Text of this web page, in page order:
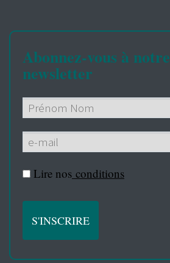
Abonnez-vous à notre
newsletter
Lire nos conditions